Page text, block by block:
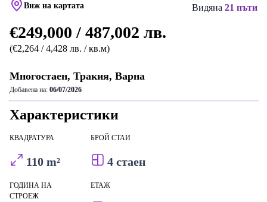
Виж на картата Видяна 21 пъти
€249,000 / 487,002 лв.
(€2,264 / 4,428 лв. / кв.м)
Многостаен, Тракия, Варна
Добавена на: 06/07/2026
Характеристики
КВАДРАТУРА
110 m²
БРОЙ СТАИ
4 стаен
ГОДИНА НА
СТРОЕЖ
ЕТАЖ